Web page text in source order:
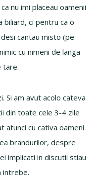
nu imi placeau oamenii
biliard, ci pentru ca o
cantau misto (pe
cu nimeni de langa
tare.
Si am avut acolo cateva
din toate cele 3-4 zile
atunci cu cativa oameni
brandurilor, despre
implicati in discutii stiau
intrebe.